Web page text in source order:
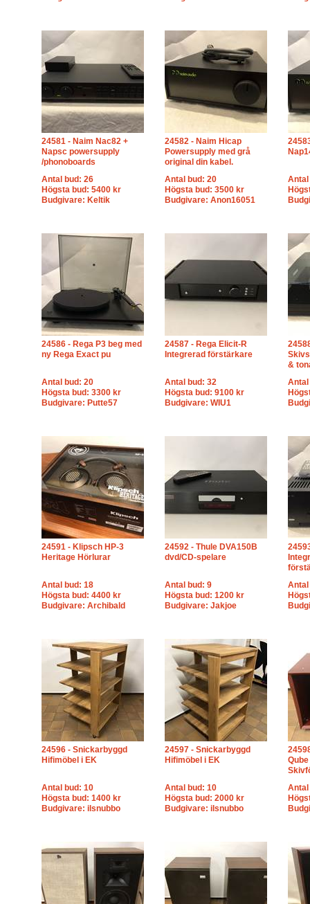
24581 - Naim Nac82 +
Napsc powersupply
/phonoboards
Antal bud: 26
Högsta bud: 5400 kr
Budgivare: Keltik
24582 - Naim Hicap
Powersupply med grå
original din kabel.
Antal bud: 20
Högsta bud: 3500 kr
Budgivare: Anon16051
Antal
24586 - Rega P3 beg med
ny Rega Exact pu
Antal bud: 20
Högsta bud: 3300 kr
Budgivare: Putte57
24587 - Rega Elicit-R
Integrerad förstärkare
Antal bud: 32
Högsta bud: 9100 kr
Budgivare: WIU1
&
Antal
24591 - Klipsch HP-3
Heritage Hörlurar
Antal bud: 18
Högsta bud: 4400 kr
Budgivare: Archibald
24592 - Thule DVA150B
dvd/CD-spelare
Antal bud: 9
Högsta bud: 1200 kr
Budgivare: Jakjoe
Antal
24596 - Snickarbyggd
Hifimöbel i EK
Antal bud: 10
Högsta bud: 1400 kr
Budgivare: ilsnubbo
24597 - Snickarbyggd
Hifimöbel i EK
Antal bud: 10
Högsta bud: 2000 kr
Budgivare: ilsnubbo
Antal